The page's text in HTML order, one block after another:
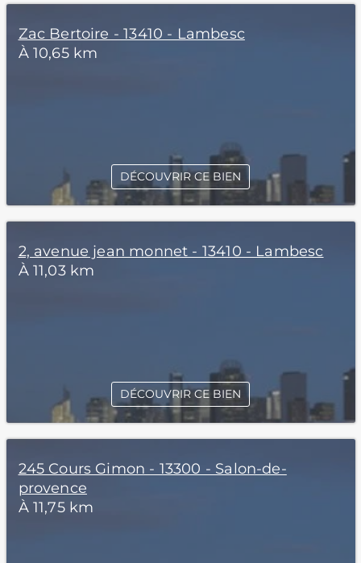
Zac Bertoire - 13410 - Lambesc
À 10,65 km
DÉCOUVRIR CE BIEN
2, avenue jean monnet - 13410 - Lambesc
À 11,03 km
DÉCOUVRIR CE BIEN
245 Cours Gimon - 13300 - Salon-de-
provence
À 11,75 km